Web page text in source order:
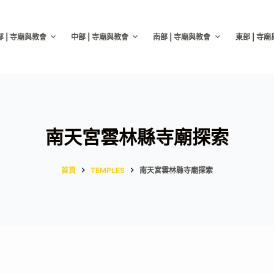
| 寺廟與教會 中部 | 寺廟與教會 南部 | 寺廟與教會 東部 | 寺廟
南天宮雲林縣寺廟探索
首頁 TEMPLES 南天宮雲林縣寺廟探索